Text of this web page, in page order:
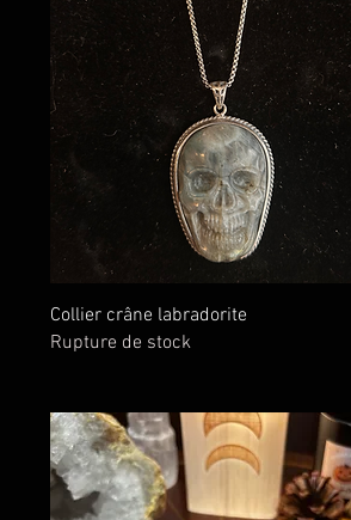
Aperçu rapide
Collier crâne labradorite
Rupture de stock